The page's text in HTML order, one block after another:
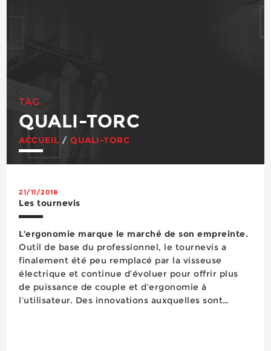
TAG
QUALI-TORC
ACCUEIL /QUALI-TORC
21/11/2018
Les tournevis
L’ergonomie marque le marché de son empreinte.
Outil de base du professionnel, le tournevis a
finalement été peu remplacé par la visseuse
électrique et continue d’évoluer pour offrir plus
de puissance de couple et d’ergonomie à
l’utilisateur. Des innovations auxquelles sont